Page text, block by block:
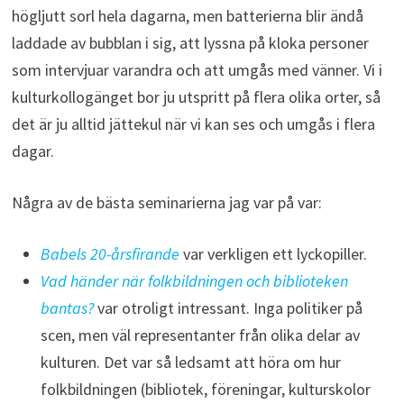
högljutt sorl hela dagarna, men batterierna blir ändå
laddade av bubblan i sig, att lyssna på kloka personer
som intervjuar varandra och att umgås med vänner. Vi i
kulturkollogänget bor ju utspritt på flera olika orter, så
det är ju alltid jättekul när vi kan ses och umgås i flera
dagar.
Några av de bästa seminarierna jag var på var:
Babels 20-årsfirande var verkligen ett lyckopiller.
Vad händer när folkbildningen och biblioteken
bantas?var otroligt intressant. Inga politiker på
scen, men väl representanter från olika delar av
kulturen. Det var så ledsamt att höra om hur
folkbildningen (bibliotek, föreningar, kulturskolor